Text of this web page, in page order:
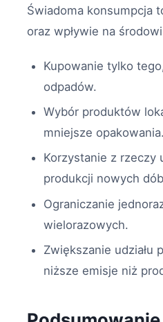
Świadoma konsumpcja
oraz wpływie na
Kupowanie tylko
odpadów.
Wybór produktów
mniejsze opakowania.
Korzystanie z rzeczy
produkcji nowych
Ograniczanie
wielorazowych.
Zwiększanie udziału
niższe emisje niż